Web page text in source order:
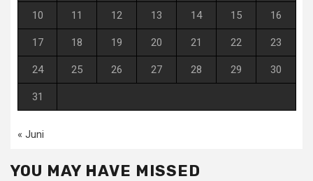
10 11 12 13 14 15 16
17 18 19 20 21 22 23
24 25 26 27 28 29 30
31
« Juni
YOU MAY HAVE MISSED